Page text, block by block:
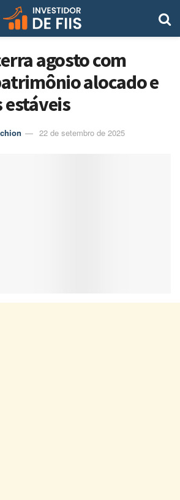
agosto com
alocado e
22 de setembro de 2025